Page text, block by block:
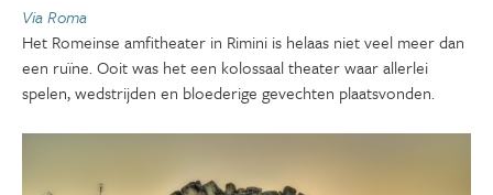
Via Roma
Het Romeinse amfitheater in Rimini is helaas niet veel meer dan
een ruïne. Ooit was het een kolossaal theater waar allerlei
spelen, wedstrijden en bloederige gevechten plaatsvonden.